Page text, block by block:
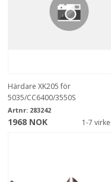
Härdare XK205 för
5035/CC6400/3550S
Artnr: 283242
1968 NOK 1-7